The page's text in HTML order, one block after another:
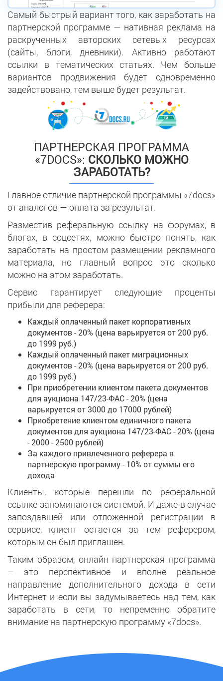
Самый быстрый вариант того, как заработать на
партнерской программе — нативная реклама на
раскрученных авторских сетевых ресурсах
(сайты, блоги, дневники). Активно работают
ссылки в тематических статьях. Чем больше
вариантов продвижения будет одновременно
задействовано, тем выше будет результат.
ПАРТНЕРСКАЯ ПРОГРАММА
«7DOCS»: СКОЛЬКО МОЖНО
ЗАРАБОТАТЬ?
Главное отличие партнерской программы «7docs»
от аналогов — оплата за результат.
Разместив реферальную ссылку на форумах, в
блогах, в соцсетях, можно быстро понять, как
заработать на простом размещении рекламного
материала, но главный вопрос это сколько
можно на этом заработать.
Сервис гарантирует следующие проценты
прибыли для реферера:
Каждый оплаченный пакет корпоративных
документов - 20% (цена варьируется от 200 руб.
до 1999 руб.)
Каждый оплаченный пакет миграционных
документов - 20% (цена варьируется от 200 руб.
до 1999 руб.)
При приобретении клиентом пакета документов
для аукциона 147/23-ФАС - 20% (цена
варьируется от 3000 до 17000 рублей)
Приобретение клиентом единичного пакета
документов для аукциона 147/23-ФАС - 20% (цена
- 2000 - 2500 рублей)
За каждого привлеченного реферера в
партнерскую программу - 10% от суммы его
дохода
Клиенты, которые перешли по реферальной
ссылке запоминаются системой. И даже в случае
запоздавшей или отложенной регистрации в
сервисе, клиент остается за тем реферером,
которым он был приглашен.
Таким образом, онлайн партнерская программа
– это перспективное и вполне реальное
направление дополнительного дохода в сети
Интернет и если вы задумываетесь над тем, как
заработать в сети, то непременно обратите
внимание на партнерскую программу «7docs».